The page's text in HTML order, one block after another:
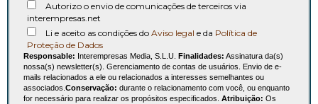
Autorizo o envio de comunicações de terceiros via
interempresas.net
Li e aceito as condições do Aviso legal e da Política de
Proteção de Dados
Responsable: Interempresas Media, S.L.U. Finalidades: Assinatura da(s)
nossa(s) newsletter(s). Gerenciamento de contas de usuários. Envio de e-
mails relacionados a ele ou relacionados a interesses semelhantes ou
associados. Conservação: durante o relacionamento com você, ou enquanto
for necessário para realizar os propósitos especificados. Atribuição: Os